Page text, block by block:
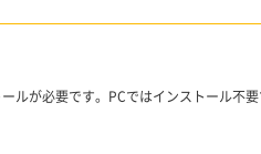
ルが必要です。PCではインストール不